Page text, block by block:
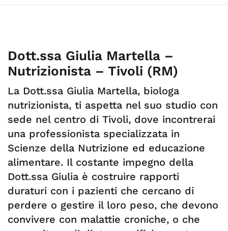
Dott.ssa Giulia Martella –
Nutrizionista – Tivoli (RM)
La Dott.ssa Giulia Martella, biologa
nutrizionista, ti aspetta nel suo studio con
sede nel centro di Tivoli, dove incontrerai
una professionista specializzata in
Scienze della Nutrizione ed educazione
alimentare. Il costante impegno della
Dott.ssa Giulia è costruire rapporti
duraturi con i pazienti che cercano di
perdere o gestire il loro peso, che devono
convivere con malattie croniche, o che